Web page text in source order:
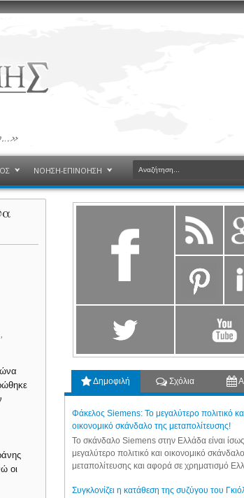
ΝΟΗΣΗ-ΕΠΙΝΟΗΣΗ
οι
Δημοφιλή Σχόλια
Φάκελος Siemens: Το μεγαλύτερο πολιτικό
οικονομικό σκάνδαλο της μεταπολίτευσης!
Το σκάνδαλο Siemens στην Ελλάδα είναι
μεγαλύτερο πολιτικό και οικονομικό
μεταπολίτευσης και αφορά σε χρηματισμό
Συγκλονίζει η κατάθεση της συζύγου του